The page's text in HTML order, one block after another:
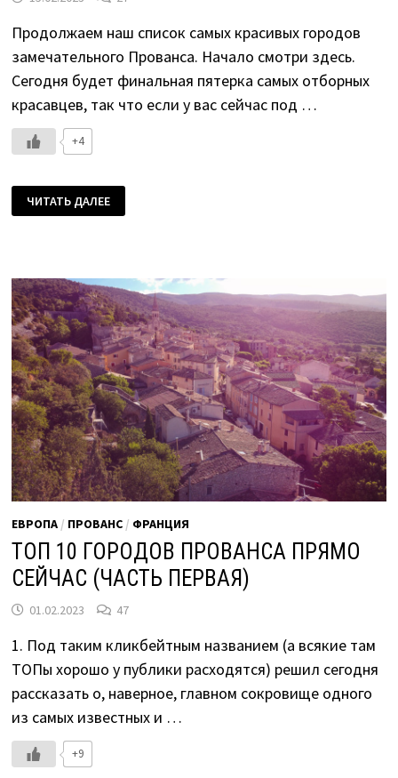
Продолжаем наш список самых красивых городов
замечательного Прованса. Начало смотри здесь.
Сегодня будет финальная пятерка самых отборных
красавцев, так что если у вас сейчас под …
+4
10
ГОРОДОВ
ЧИТАТЬ ДАЛЕЕ
ЕВРОПА / ПРОВАНС / ФРАНЦИЯ
ТОП 10 ГОРОДОВ ПРОВАНСА ПРЯМО
СЕЙЧАС (ЧАСТЬ ПЕРВАЯ)
01.02.2023 47
1. Под таким кликбейтным названием (а всякие там
ТОПы хорошо у публики расходятся) решил сегодня
рассказать о, наверное, главном сокровище одного
из самых известных и …
+9